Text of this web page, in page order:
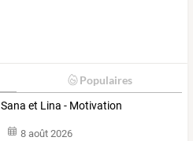
Populaires
Sana et Lina - Motivation
8 août 2026